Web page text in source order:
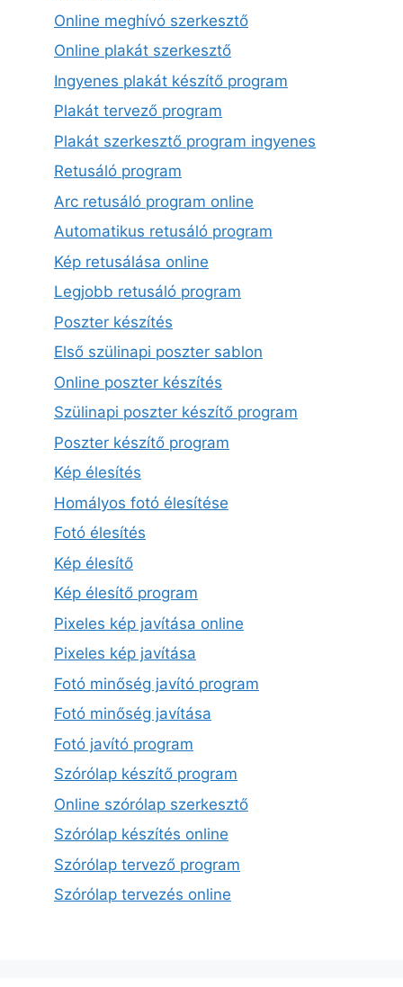
Online meghívó szerkesztő
Online plakát szerkesztő
Ingyenes plakát készítő program
Plakát tervező program
Plakát szerkesztő program ingyenes
Retusáló program
Arc retusáló program online
Automatikus retusáló program
Kép retusálása online
Legjobb retusáló program
Poszter készítés
Első szülinapi poszter sablon
Online poszter készítés
Szülinapi poszter készítő program
Poszter készítő program
Kép élesítés
Homályos fotó élesítése
Fotó élesítés
Kép élesítő
Kép élesítő program
Pixeles kép javítása online
Pixeles kép javítása
Fotó minőség javító program
Fotó minőség javítása
Fotó javító program
Szórólap készítő program
Online szórólap szerkesztő
Szórólap készítés online
Szórólap tervező program
Szórólap tervezés online